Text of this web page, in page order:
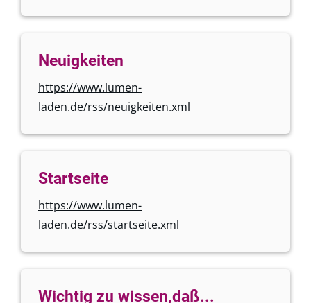
Neuigkeiten
https://www.lumen-
laden.de/rss/neuigkeiten.xml
Startseite
https://www.lumen-
laden.de/rss/startseite.xml
Wichtig zu wissen,daß...